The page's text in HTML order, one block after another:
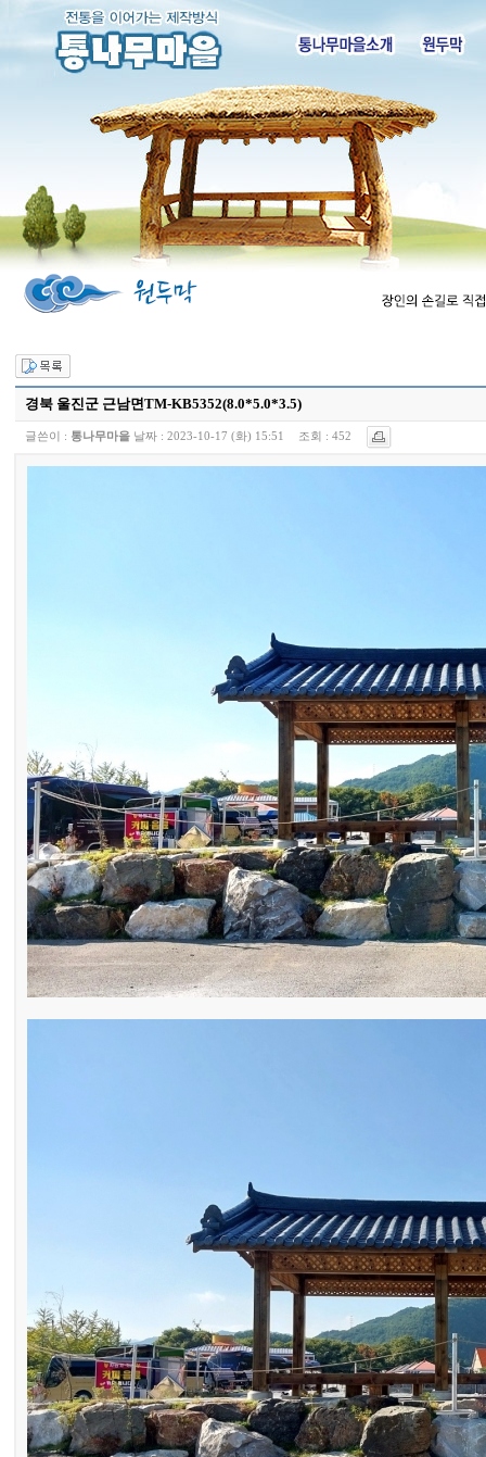
경북 울진군 근남면TM-KB5352(8.0*5.0*3.5)
글쓴이 : 통나무마을 날짜 :2023-10-17 (화) 15:51 조회 :452